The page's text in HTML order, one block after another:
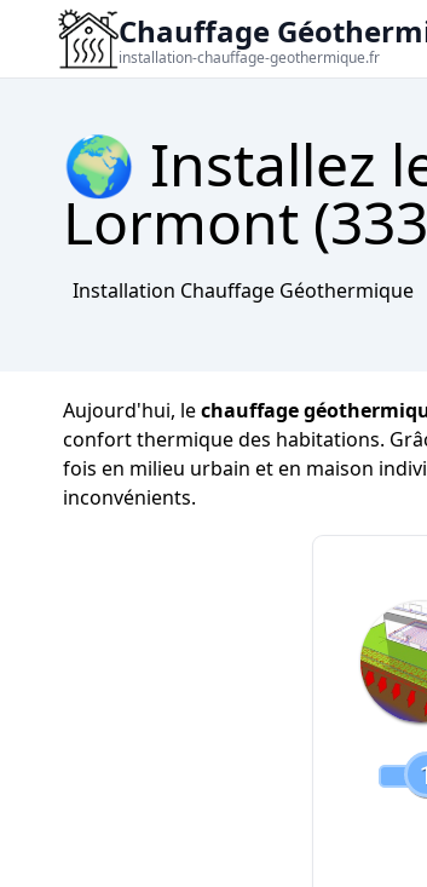
Chauffage
installation-chauffage-geothermique.fr
🌍 Installez
Lormont
Installation Chauffage Géothermique
Aujourd'hui, lechauffage
confort thermique des habitations.
fois en milieu urbain et en maison
inconvénients.